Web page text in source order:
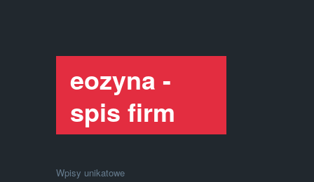
eozyna -
spis firm
Wpisy unikatowe